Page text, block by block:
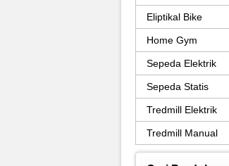
Eliptikal Bike
Home Gym
Sepeda Elektrik
Sepeda Statis
Tredmill Elektrik
Tredmill Manual